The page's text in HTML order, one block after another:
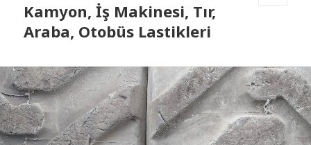
Kamyon, İş Makinesi, Tır,
Araba, Otobüs Lastikleri